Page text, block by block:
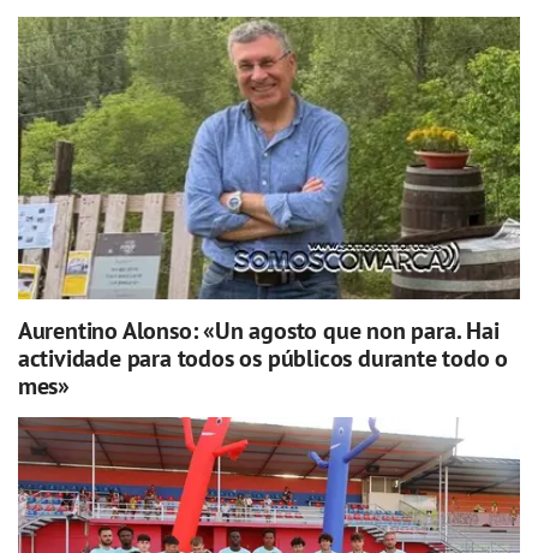
Aurentino Alonso: «Un agosto que non para. Hai
actividade para todos os públicos durante todo o
mes»